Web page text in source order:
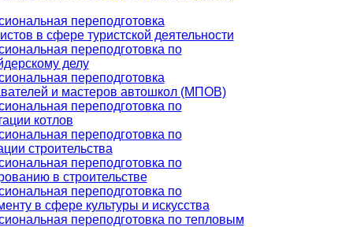
переподготовка
в сфере туристской деятельности
переподготовка по
делу
переподготовка
и мастеров автошкол (МПОВ)
переподготовка по
котлов
переподготовка по
строительства
переподготовка по
в строительстве
переподготовка по
в сфере культуры и искусства
переподготовка по тепловым